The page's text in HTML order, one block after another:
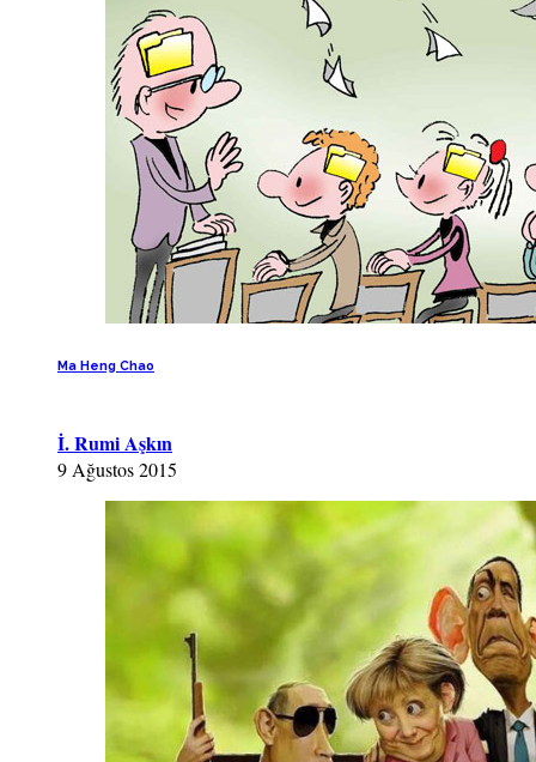
Ma Heng Chao
İ. Rumi Aşkın
9 Ağustos 2015